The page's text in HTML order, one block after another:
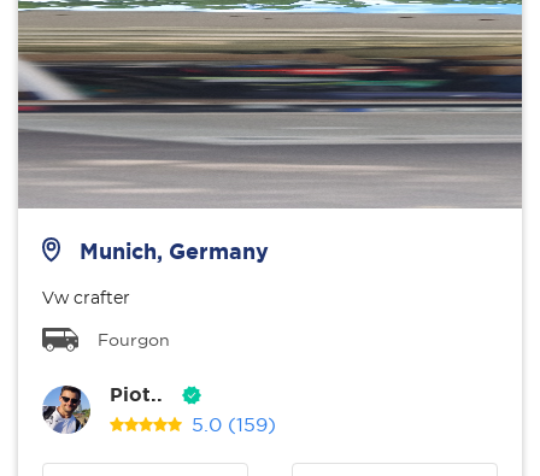
Munich, Germany
Vw crafter
Fourgon
Piot..
5.0 (159)